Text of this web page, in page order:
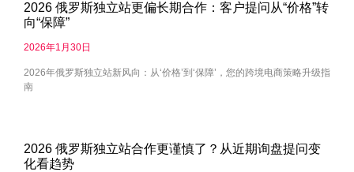
2026 俄罗斯独立站更偏长期合作：客户提问从“价格”转
向“保障”
2026年1月30日
2026年俄罗斯独立站新风向：从‘价格’到‘保障’，您的跨境电商策略升级指
南
2026 俄罗斯独立站合作更谨慎了？从近期询盘提问变
化看趋势